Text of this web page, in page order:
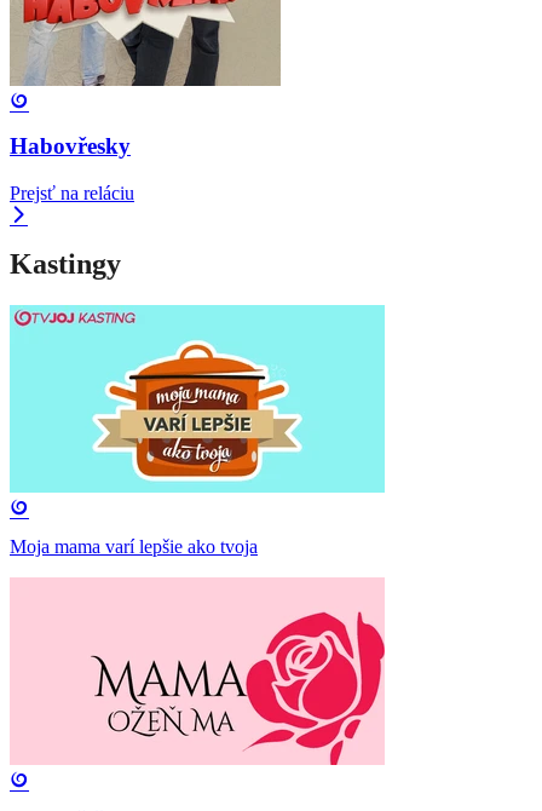
Habovřesky
Prejsť na reláciu
Kastingy
Moja mama varí lepšie ako tvoja